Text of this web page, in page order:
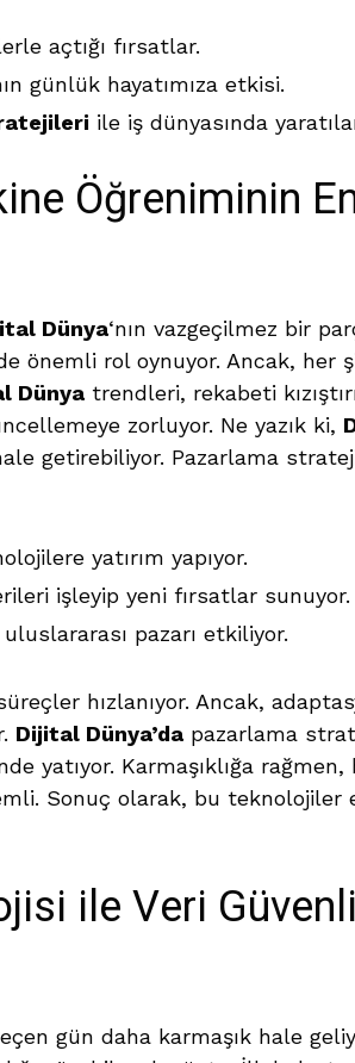
açtığı fırsatlar.
günlük hayatımıza etkisi.
ile iş dünyasında
Öğreniminin
Dünya‘nın vazgeçilmez bir
önemli rol oynuyor. Ancak, her
Dünya trendleri, rekabeti
zorluyor. Ne yazık ki,
getirebiliyor. Pazarlama
yatırım yapıyor.
işleyip yeni fırsatlar sunuyor.
pazarı etkiliyor.
hızlanıyor. Ancak,
Dijital Dünya’da pazarlama
yatıyor. Karmaşıklığa rağmen,
Sonuç olarak, bu teknolojiler
ile Veri
gün daha karmaşık hale